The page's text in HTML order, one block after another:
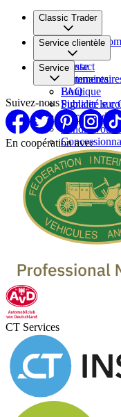
Classic Trader
Qui nous
Carrière
Presse
Partenaires
Service clientèle
Contact
FAQ
Signaler le
Service
Boutique
Publicité sur
Marques de
Vendre votre
Suivez-nous
En coopération avec
CT Services